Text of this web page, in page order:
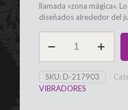
llamada «zona mágica».
diseñados alrededor del
Vibradora
BATHMATE
cantidad
SKU: D-217903
VIBRADORES